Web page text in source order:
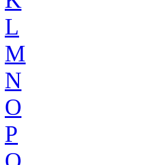
L
M
N
O
P